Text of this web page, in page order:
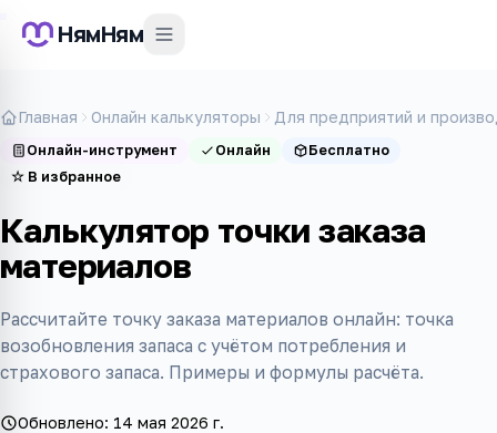
НямНям
Главная Онлайн калькуляторы Для предприятий и
Онлайн-инструмент Онлайн
Бесплатно
☆ В избранное
Калькулятор точки заказа
материалов
Рассчитайте точку заказа материалов онлайн: точка
возобновления запаса с учётом потребления и
страхового запаса. Примеры и формулы расчёта.
Обновлено: 14 мая 2026 г.